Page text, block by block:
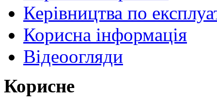
Керівництва по
Корисна інформація
Відеоогляди
Корисне